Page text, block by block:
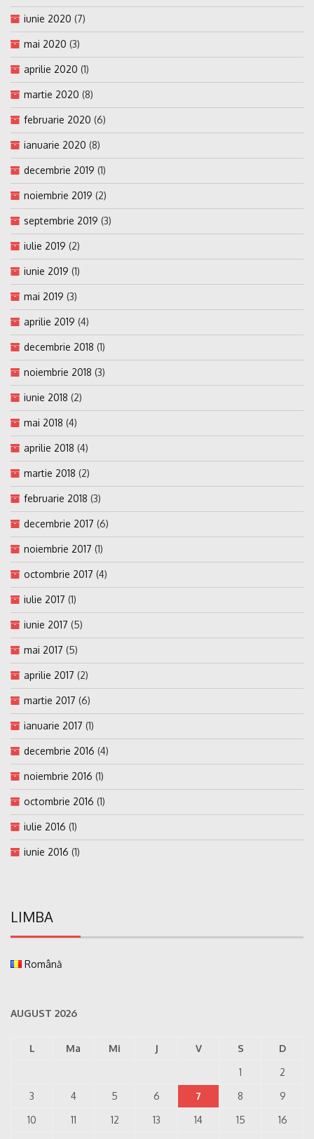
iunie 2020 (7)
mai 2020 (3)
aprilie 2020 (1)
martie 2020 (8)
februarie 2020 (6)
ianuarie 2020 (8)
decembrie 2019 (1)
noiembrie 2019 (2)
septembrie 2019 (3)
iulie 2019 (2)
iunie 2019 (1)
mai 2019 (3)
aprilie 2019 (4)
decembrie 2018 (1)
noiembrie 2018 (3)
iunie 2018 (2)
mai 2018 (4)
aprilie 2018 (4)
martie 2018 (2)
februarie 2018 (3)
decembrie 2017 (6)
noiembrie 2017 (1)
octombrie 2017 (4)
iulie 2017 (1)
iunie 2017 (5)
mai 2017 (5)
aprilie 2017 (2)
martie 2017 (6)
ianuarie 2017 (1)
decembrie 2016 (4)
noiembrie 2016 (1)
octombrie 2016 (1)
iulie 2016 (1)
iunie 2016 (1)
LIMBA
Română
AUGUST 2026
L Ma Mi J V S
D
1
2
3
4 5 6 7 8
9
10
11 12 13 14 15
16